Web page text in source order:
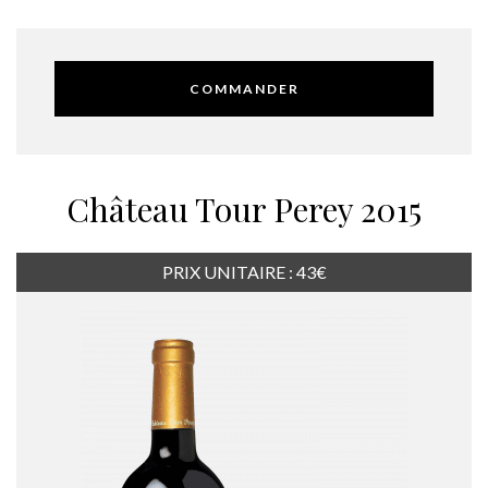
COMMANDER
Château Tour Perey 2015
PRIX UNITAIRE : 43€